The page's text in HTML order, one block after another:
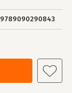
9789090290843